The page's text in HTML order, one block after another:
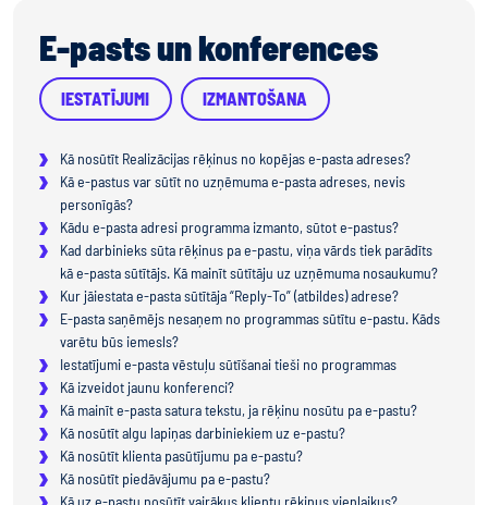
E-pasts un konferences
IESTATĪJUMI IZMANTOŠANA
Kā nosūtīt Realizācijas rēķinus no kopējas e-pasta adreses?
Kā e-pastus var sūtīt no uzņēmuma e-pasta adreses, nevis
personīgās?
Kādu e-pasta adresi programma izmanto, sūtot e-pastus?
Kad darbinieks sūta rēķinus pa e-pastu, viņa vārds tiek parādīts
kā e-pasta sūtītājs. Kā mainīt sūtītāju uz uzņēmuma nosaukumu?
Kur jāiestata e-pasta sūtītāja “Reply-To” (atbildes) adrese?
E-pasta saņēmējs nesaņem no programmas sūtītu e-pastu. Kāds
varētu būs iemesls?
Iestatījumi e-pasta vēstuļu sūtīšanai tieši no programmas
Kā izveidot jaunu konferenci?
Kā mainīt e-pasta satura tekstu, ja rēķinu nosūtu pa e-pastu?
Kā nosūtīt algu lapiņas darbiniekiem uz e-pastu?
Kā nosūtīt klienta pasūtījumu pa e-pastu?
Kā nosūtīt piedāvājumu pa e-pastu?
Kā uz e-pastu nosūtīt vairākus klientu rēķinus vienlaikus?